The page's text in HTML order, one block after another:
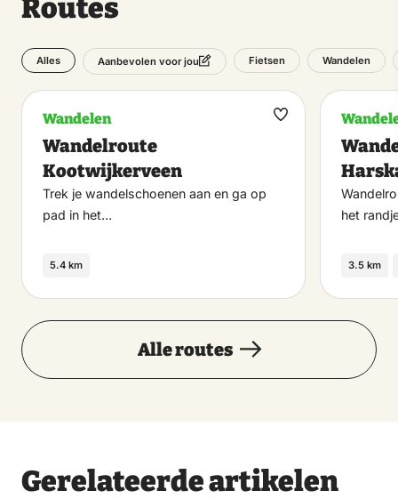
Routes
Alles Aanbevolen voor jou Fietsen Wandelen
Wandelen
Wandelroute
Kootwijkerveen
Trek je wandelschoenen aan en ga op
pad in het…
5.4 km
Maak
het
3.5 km
Alle routes
Gerelateerde artikelen